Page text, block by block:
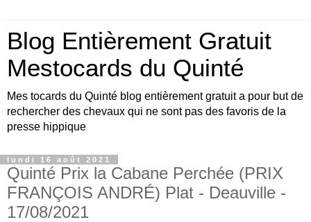
Blog Entièrement Gratuit
Mestocards du Quinté
Mes tocards du Quinté blog entièrement gratuit a pour but de
rechercher des chevaux qui ne sont pas des favoris de la
presse hippique
lundi 16 août 2021
Quinté Prix la Cabane Perchée (PRIX
FRANÇOIS ANDRÉ) Plat - Deauville -
17/08/2021